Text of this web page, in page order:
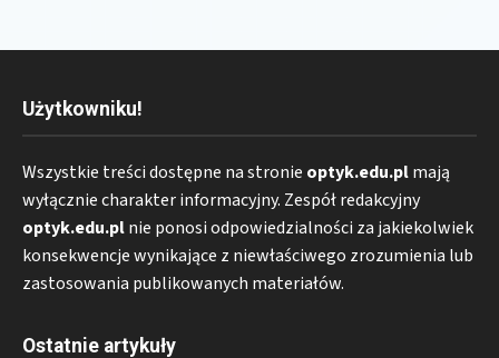
Użytkowniku!
Wszystkie treści dostępne na stronie optyk.edu.plmają
wyłącznie charakter informacyjny. Zespół redakcyjny
optyk.edu.plnie ponosi odpowiedzialności za jakiekolwiek
konsekwencje wynikające z niewłaściwego zrozumienia lub
zastosowania publikowanych materiałów.
Ostatnie artykuły